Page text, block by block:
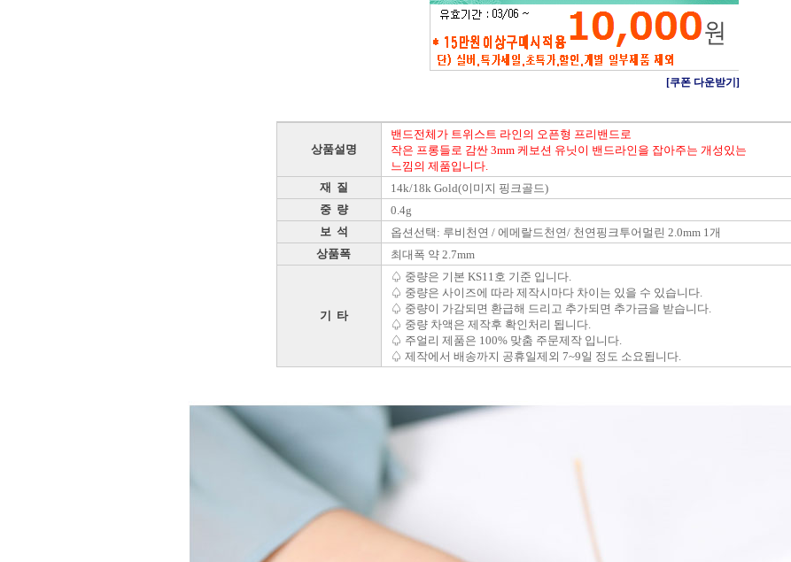
[쿠폰 다운받기]
상품설명
밴드전체가 트위스트 라인의 오픈형 프리밴드로
작은 프롱들로 감싼 3mm 케보션 유닛이 밴드라인을 잡아주는 개성있는
느낌의 제품입니다.
재 질
14k/18k Gold(이미지 핑크골드)
중 량
0.4g
보 석
옵션선택: 루비천연 / 에메랄드천연/ 천연핑크투어멀린 2.0mm 1개
상품폭
최대폭 약 2.7mm
기 타
♤ 중량은 기본 KS11호 기준 입니다.
♤ 중량은 사이즈에 따라 제작시마다 차이는 있을 수 있습니다.
♤ 중량이 가감되면 환급해 드리고 추가되면 추가금을 받습니다.
♤ 중량 차액은 제작후 확인처리 됩니다.
♤ 주얼리 제품은 100% 맞춤 주문제작 입니다.
♤ 제작에서 배송까지 공휴일제외 7~9일 정도 소요됩니다.